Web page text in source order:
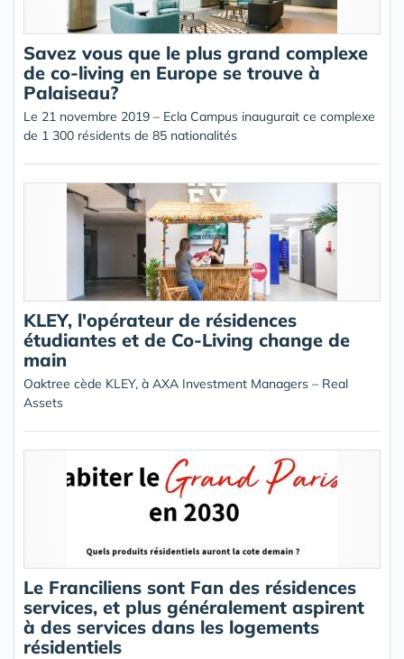
Savez vous que le plus grand complexe
de co-living en Europe se trouve à
Palaiseau?
Le 21 novembre 2019 – Ecla Campus inaugurait ce complexe
de 1 300 résidents de 85 nationalités
KLEY, l'opérateur de résidences
étudiantes et de Co-Living change de
main
Oaktree cède KLEY, à AXA Investment Managers – Real
Assets
Le Franciliens sont Fan des résidences
services, et plus généralement aspirent
à des services dans les logements
résidentiels